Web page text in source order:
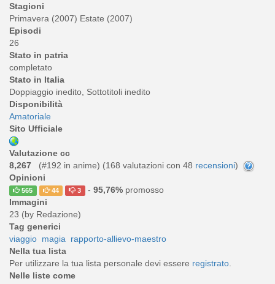
Stagioni
Primavera (2007) Estate (2007)
Episodi
26
Stato in patria
completato
Stato in Italia
Doppiaggio inedito, Sottotitoli inedito
Disponibilità
Amatoriale
Sito Ufficiale
Valutazione cc
8,267
(#192 in anime) (168 valutazioni con 48 recensioni)
Opinioni
565 44 3 - 95,76%promosso
Immagini
23 (by Redazione)
Tag generici
viaggio magia rapporto-allievo-maestro
Nella tua lista
Per utilizzare la tua lista personale devi essere registrato.
Nelle liste come